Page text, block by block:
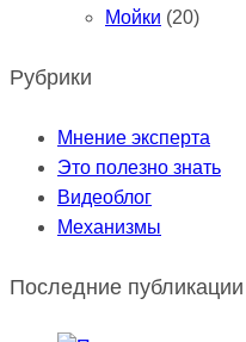
Мойки (20)
Рубрики
Мнение эксперта
Это полезно знать
Видеоблог
Механизмы
Последние публикации